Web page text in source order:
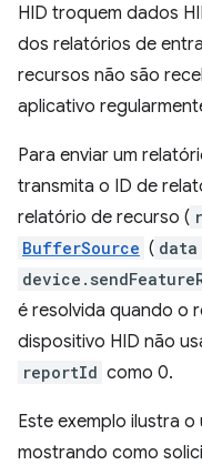
HID troquem dados
dos relatórios de
recursos não são
aplicativo
Para enviar um
transmita o ID de
relatório de recurso (
BufferSource ( data
é resolvida quando o
dispositivo HID não
reportId como 0.
Este exemplo ilustra
mostrando como